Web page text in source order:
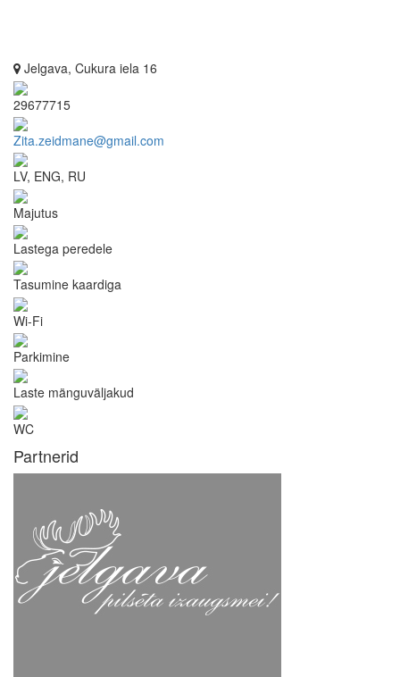
Jelgava, Cukura iela 16
29677715
Zita.zeidmane@gmail.com
LV, ENG, RU
Majutus
Lastega peredele
Tasumine kaardiga
Wi-Fi
Parkimine
Laste mänguväljakud
WC
Partnerid